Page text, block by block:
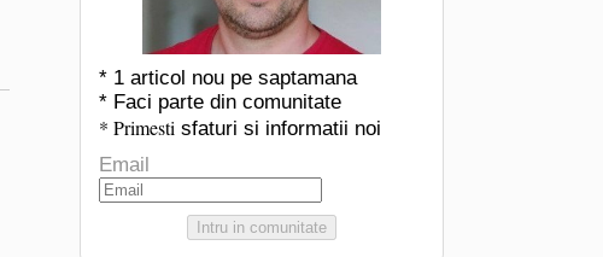
* 1 articol nou pe saptamana
* Faci parte din comunitate
* Primestisfaturi si informatii noi
Email
Intru in comunitate